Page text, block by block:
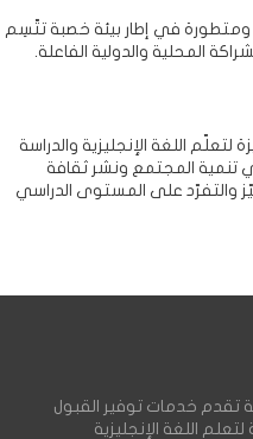
في إطار بيئة خصبة تتّسِم
المحلية والدولية الفاعلة.
لتعلّم اللغة الإنجليزية والدراسة
تنمية المجتمع ونشر ثقافة
والتفرّد على المستوى الدراسي
خدمات توفير القبول
اللغة الإنجليزية